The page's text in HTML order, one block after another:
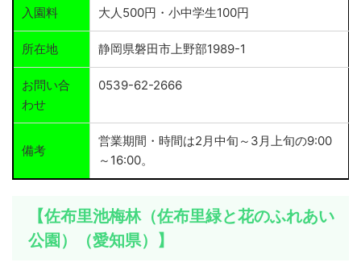
入園料 大人500円・小中学生100円
所在地 静岡県磐田市上野部1989-1
お問い合
わせ
0539-62-2666
備考
営業期間・時間は2月中旬～3月上旬の9:00
～16:00。
【佐布里池梅林（佐布里緑と花のふれあい
公園）（愛知県）】